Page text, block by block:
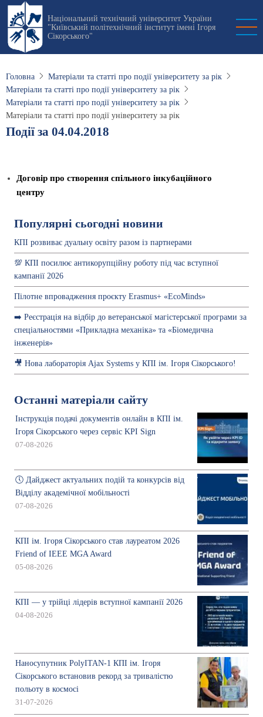
Перейти
основного
вмісту
Національний технічний університет України
"Київський політехнічний інститут імені Ігоря
Сікорського"
Головна
Матеріали та статті про події університету за рік
Матеріали та статті про події університету за рік
Матеріали та статті про події університету за рік
Матеріали та статті про події університету за рік
Події за 04.04.2018
Договір про створення спільного інкубаційного
центру
Популярні сьогодні новини
КПІ розвиває дуальну освіту разом із партнерами
💯 КПІ посилює антикорупційну роботу під час вступної
кампанії 2026
Пілотне впровадження проєкту Erasmus+ «EcoMinds»
➡️ Реєстрація на відбір до ветеранської магістерської програми за
спеціальностями «Прикладна механіка» та «Біомедична
інженерія»
🎥 Нова лабораторія Ajax Systems у КПІ ім. Ігоря Сікорського!
Останні матеріали сайту
Інструкція подачі документів онлайн в КПІ ім.
Ігоря Сікорського через сервіс KPI Sign
07-08-2026
🕔 Дайджест актуальних подій та конкурсів від
Відділу академічної мобільності
07-08-2026
КПІ ім. Ігоря Сікорського став лауреатом 2026
Friend of IEEE MGA Award
05-08-2026
КПІ — у трійці лідерів вступної кампанії 2026
04-08-2026
Наносупутник PolyITAN-1 КПІ ім. Ігоря
Сікорського встановив рекорд за тривалістю
польоту в космосі
31-07-2026